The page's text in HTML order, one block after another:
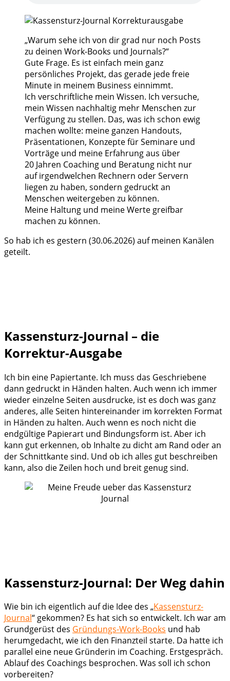
„Warum sehe ich von dir grad nur noch Posts
zu deinen Work-Books und Journals?“
Gute Frage. Es ist einfach mein ganz
persönliches Projekt, das gerade jede freie
Minute in meinem Business einnimmt.
Ich verschriftliche mein Wissen. Ich versuche,
mein Wissen nachhaltig mehr Menschen zur
Verfügung zu stellen. Das, was ich schon ewig
machen wollte: meine ganzen Handouts,
Präsentationen, Konzepte für Seminare und
Vorträge und meine Erfahrung aus über
20 Jahren Coaching und Beratung nicht nur
auf irgendwelchen Rechnern oder Servern
liegen zu haben, sondern gedruckt an
Menschen weitergeben zu können.
Meine Haltung und meine Werte greifbar
machen zu können.
So hab ich es gestern (30.06.2026) auf meinen Kanälen
geteilt.
Kassensturz-Journal – die
Korrektur-Ausgabe
Ich bin eine Papiertante. Ich muss das Geschriebene
dann gedruckt in Händen halten. Auch wenn ich immer
wieder einzelne Seiten ausdrucke, ist es doch was ganz
anderes, alle Seiten hintereinander im korrekten Format
in Händen zu halten. Auch wenn es noch nicht die
endgültige Papierart und Bindungsform ist. Aber ich
kann gut erkennen, ob Inhalte zu dicht am Rand oder an
der Schnittkante sind. Und ob ich alles gut beschreiben
kann, also die Zeilen hoch und breit genug sind.
Kassensturz-Journal: Der Weg dahin
Wie bin ich eigentlich auf die Idee des „Kassensturz-
Journal“ gekommen? Es hat sich so entwickelt. Ich war am
Grundgerüst des Gründungs-Work-Books und hab
herumgedacht, wie ich den Finanzteil starte. Da hatte ich
parallel eine neue Gründerin im Coaching. Erstgespräch.
Ablauf des Coachings besprochen. Was soll ich schon
vorbereiten?